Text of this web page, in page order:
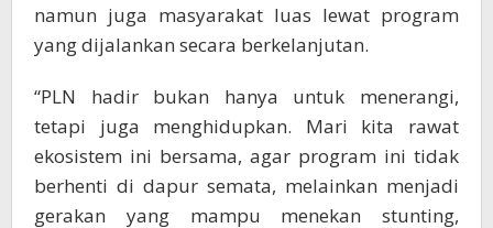
namun juga masyarakat luas lewat program
yang dijalankan secara berkelanjutan.
“PLN hadir bukan hanya untuk menerangi,
tetapi juga menghidupkan. Mari kita rawat
ekosistem ini bersama, agar program ini tidak
berhenti di dapur semata, melainkan menjadi
gerakan yang mampu menekan stunting,